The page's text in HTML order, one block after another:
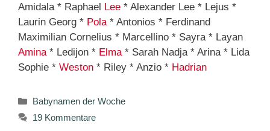
Amidala * Raphael Lee * Alexander Lee * Lejus *
Laurin Georg * Pola* Antonios * Ferdinand
Maximilian Cornelius * Marcellino * Sayra * Layan
Amina* Ledijon * Elma* Sarah Nadja * Arina * Lida
Sophie * Weston * Riley * Anzio * Hadrian
Kategorien
Babynamen der Woche
19 Kommentare